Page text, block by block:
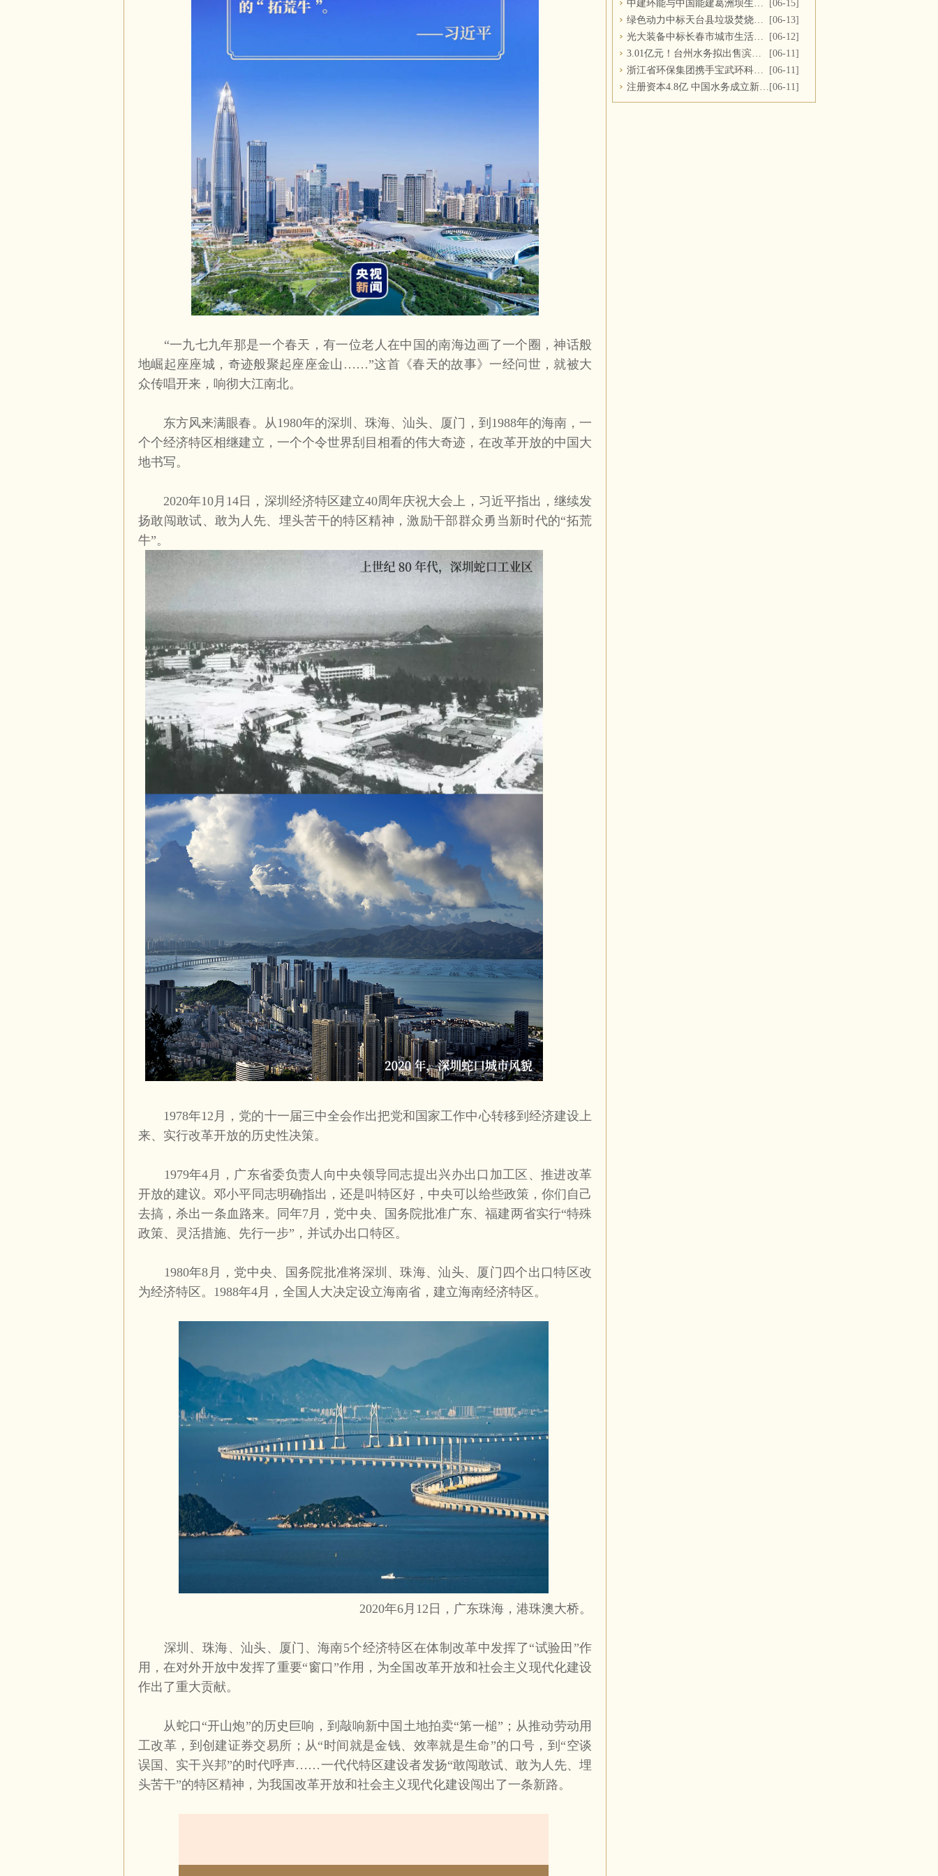
“一九七九年那是一个春天，有一位老人在中国的南海边画了一个圈，神话般
地崛起座座城，奇迹般聚起座座金山……”这首《春天的故事》一经问世，就被大
众传唱开来，响彻大江南北。
东方风来满眼春。从1980年的深圳、珠海、汕头、厦门，到 1988年的海南，一
个个经济特区相继建立，一个个令世界刮目相看的伟大奇迹，在改革开放的中国大
地书写。
2020年10月 14 日，深圳经济特区建立40周年庆祝大会上，习近平指出，继续发
扬敢闯敢试、敢为人先、埋头苦干的特区精神，激励干部群众勇当新时代的“拓荒
牛”。
1978年12 月，党的十一届三中全会作出把党和国家工作中心转移到经济建设上
来、实行改革开放的历史性决策。
1979年4 月，广东省委负责人向中央领导同志提出兴办出口加工区、推进改革
开放的建议。邓小平同志明确指出，还是叫特区好，中央可以给些政策，你们自己
去搞，杀出一条血路来。同年7月，党中央、国务院批准广东、福建两省实行“特殊
政策、灵活措施、先行一步”，并试办出口特区。
1980年8 月，党中央、国务院批准将深圳、珠海、汕头、厦门四个出口特区改
为经济特区。 1988年4月，全国人大决定设立海南省，建立海南经济特区。
2020年6月 12 日，广东珠海，港珠澳大桥。
深圳、珠海、汕头、厦门、海南5个经济特区在体制改革中发挥了“试验田”作
用，在对外开放中发挥了重要“窗口”作用，为全国改革开放和社会主义现代化建设
作出了重大贡献。
从蛇口“开山炮”的历史巨响，到敲响新中国土地拍卖“第一槌”；从推动劳动用
工改革，到创建证券交易所；从“时间就是金钱、效率就是生命”的口号，到“空谈
误国、实干兴邦”的时代呼声……一代代特区建设者发扬“敢闯敢试、敢为人先、埋
头苦干”的特区精神，为我国改革开放和社会主义现代化建设闯出了一条新路。
中建环能与中国能建葛洲坝生态环保公司开展座谈交流
[06-15]
绿色动力中标天台县垃圾焚烧及飞灰填埋场运维服务
[06-13]
光大装备中标长春市城市生活垃圾处理中心渗滤液系统更新改造项目
[06-12]
3.01亿元！台州水务拟出售滨海水务全部股权
[06-11]
浙江省环保集团携手宝武环科签署战略合作协议
[06-11]
注册资本4.8亿 中国水务成立新公司 [06-11]